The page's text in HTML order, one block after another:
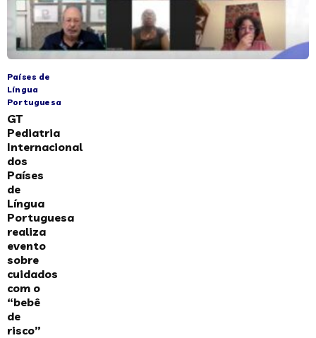
Países de
Língua
Portuguesa
GT
Pediatria
Internacional
dos
Países
de
Língua
Portuguesa
realiza
evento
sobre
cuidados
com o
“bebê
de
risco”